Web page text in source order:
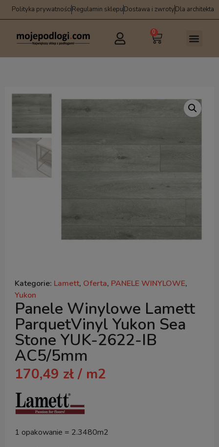
Polityka prywatnościRegulamin sklepuDostawa i zwrotyDla architekta
0
Kategorie: Lamett, Oferta, PANELE WINYLOWE,
Yukon
Panele Winylowe Lamett
ParquetVinyl Yukon Sea
Stone YUK-2622-IB
AC5/5mm
170,49 zł / m2
1 opakowanie = 2.3480m2